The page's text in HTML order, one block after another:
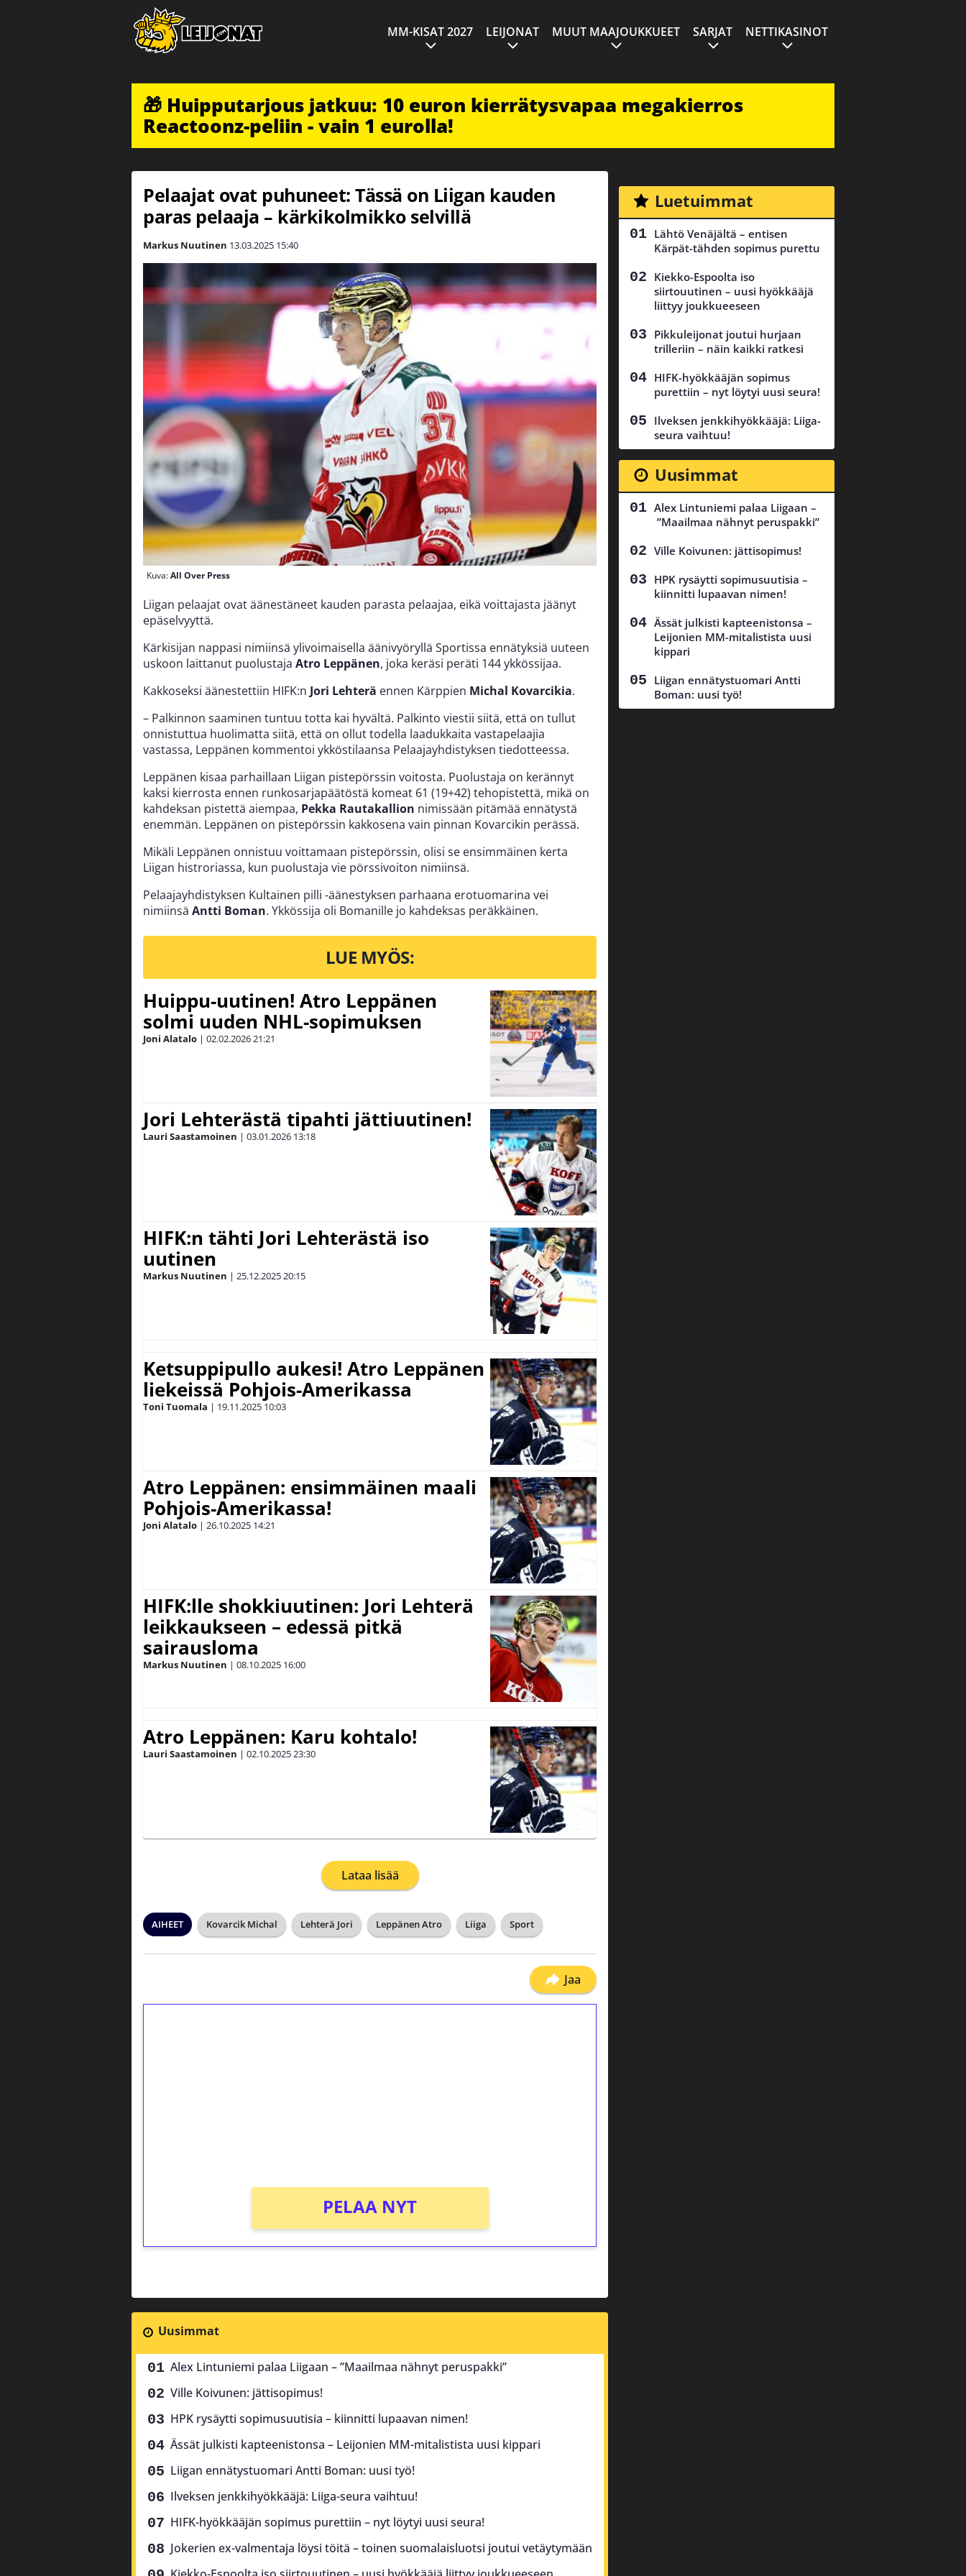
MM-KISAT 2027 LEIJONAT MUUT MAAJOUKKUEET SARJAT NETTIKASINOT
🎁 Huipputarjous jatkuu: 10 euron kierrätysvapaa megakierros
Reactoonz-peliin - vain 1 eurolla!
Pelaajat ovat puhuneet: Tässä on Liigan kauden
paras pelaaja – kärkikolmikko selvillä
Markus Nuutinen 13.03.2025 15:40
Kuva:All Over Press
Liigan pelaajat ovat äänestäneet kauden parasta pelaajaa, eikä voittajasta jäänyt
epäselvyyttä.
Kärkisijan nappasi nimiinsä ylivoimaisella äänivyöryllä Sportissa ennätyksiä uuteen
uskoon laittanut puolustaja Atro Leppänen, joka keräsi peräti 144 ykkössijaa.
Kakkoseksi äänestettiin HIFK:n Jori Lehterä ennen Kärppien Michal Kovarcikia.
– Palkinnon saaminen tuntuu totta kai hyvältä. Palkinto viestii siitä, että on tullut
onnistuttua huolimatta siitä, että on ollut todella laadukkaita vastapelaajia
vastassa, Leppänen kommentoi ykköstilaansa Pelaajayhdistyksen tiedotteessa.
Leppänen kisaa parhaillaan Liigan pistepörssin voitosta. Puolustaja on kerännyt
kaksi kierrosta ennen runkosarjapäätöstä komeat 61 (19+42) tehopistettä, mikä on
kahdeksan pistettä aiempaa, Pekka Rautakallion nimissään pitämää ennätystä
enemmän. Leppänen on pistepörssin kakkosena vain pinnan Kovarcikin perässä.
Mikäli Leppänen onnistuu voittamaan pistepörssin, olisi se ensimmäinen kerta
Liigan histroriassa, kun puolustaja vie pörssivoiton nimiinsä.
Pelaajayhdistyksen Kultainen pilli -äänestyksen parhaana erotuomarina vei
nimiinsä Antti Boman. Ykkössija oli Bomanille jo kahdeksas peräkkäinen.
LUE MYÖS:
Huippu-uutinen! Atro Leppänen
solmi uuden NHL-sopimuksen
Joni Alatalo | 02.02.202621:21
Jori Lehterästä tipahti jättiuutinen!
Lauri Saastamoinen | 03.01.2026 13:18
HIFK:n tähti Jori Lehterästä iso
uutinen
Markus Nuutinen | 25.12.202520:15
Ketsuppipullo aukesi! Atro Leppänen
liekeissä Pohjois-Amerikassa
Toni Tuomala | 19.11.2025 10:03
Atro Leppänen: ensimmäinen maali
Pohjois-Amerikassa!
Joni Alatalo | 26.10.2025 14:21
HIFK:lle shokkiuutinen: Jori Lehterä
leikkaukseen – edessä pitkä
sairausloma
Markus Nuutinen | 08.10.2025 16:00
Atro Leppänen: Karu kohtalo!
Lauri Saastamoinen | 02.10.202523:30
Lataa lisää
AIHEET Kovarcik Michal Lehterä Jori Leppänen Atro Liiga Sport
Jaa
PELAA NYT
Uusimmat
Alex Lintuniemi palaa Liigaan – ”Maailmaa nähnyt peruspakki”
Ville Koivunen: jättisopimus!
HPK rysäytti sopimusuutisia – kiinnitti lupaavan nimen!
Ässät julkisti kapteenistonsa – Leijonien MM-mitalistista uusi kippari
Liigan ennätystuomari Antti Boman: uusi työ!
Ilveksen jenkkihyökkääjä: Liiga-seura vaihtuu!
HIFK-hyökkääjän sopimus purettiin – nyt löytyi uusi seura!
Jokerien ex-valmentaja löysi töitä – toinen suomalaisluotsi joutui vetäytymään
Luetuimmat
Lähtö Venäjältä – entisen
Kärpät-tähden sopimus purettu
Kiekko-Espoolta iso
siirtouutinen – uusi hyökkääjä
liittyy joukkueeseen
Pikkuleijonat joutui hurjaan
trilleriin – näin kaikki ratkesi
HIFK-hyökkääjän sopimus
purettiin – nyt löytyi uusi seura!
Ilveksen jenkkihyökkääjä: Liiga-
seura vaihtuu!
Uusimmat
Alex Lintuniemi palaa Liigaan –
”Maailmaa nähnyt peruspakki”
Ville Koivunen: jättisopimus!
HPK rysäytti sopimusuutisia –
kiinnitti lupaavan nimen!
Ässät julkisti kapteenistonsa –
Leijonien MM-mitalistista uusi
kippari
Liigan ennätystuomari Antti
Boman: uusi työ!